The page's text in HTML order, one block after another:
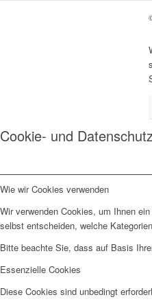
Cookie- und
Wie wir Cookies verwenden
Wir verwenden Cookies, um Ihnen
selbst entscheiden, welche
Bitte beachte Sie, dass auf Basis
Essenzielle Cookies
Diese Cookies sind unbedingt